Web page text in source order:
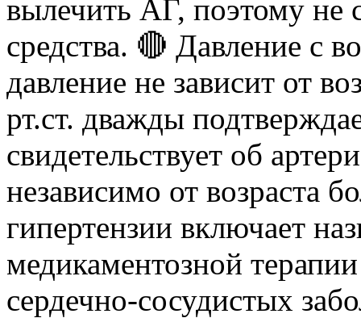
вылечить АГ, поэтому не
средства. 🔴 Давление с
давление не зависит от
рт.ст. дважды
свидетельствует об
независимо от возраста
гипертензии включает
медикаментозной
сердечно-сосудистых